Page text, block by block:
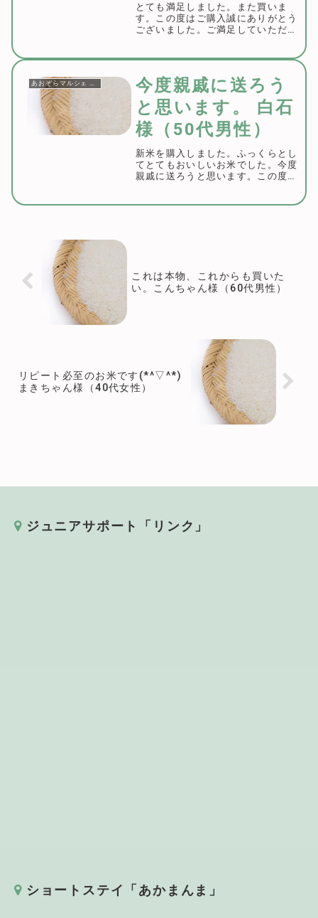
とても満足しました。また買いま
す。この度はご購入誠にありがとう
ございました。ご満足していただけ
精進していきますので、今後ともよ
ろしくお願いいたします。
今度親戚に送ろう
と思います。 白石
様（50代男性）
新米を購入しました。ふっくらとし
てとてもおいしいお米でした。今度
親戚に送ろうと思います。この度は
これは本物、これからも買いた
い。こんちゃん様（60代男性）
リピート必至のお米です(*^▽^*)
まきちゃん様（40代女性）
ジュニアサポート「リンク」
ショートステイ「あかまんま」